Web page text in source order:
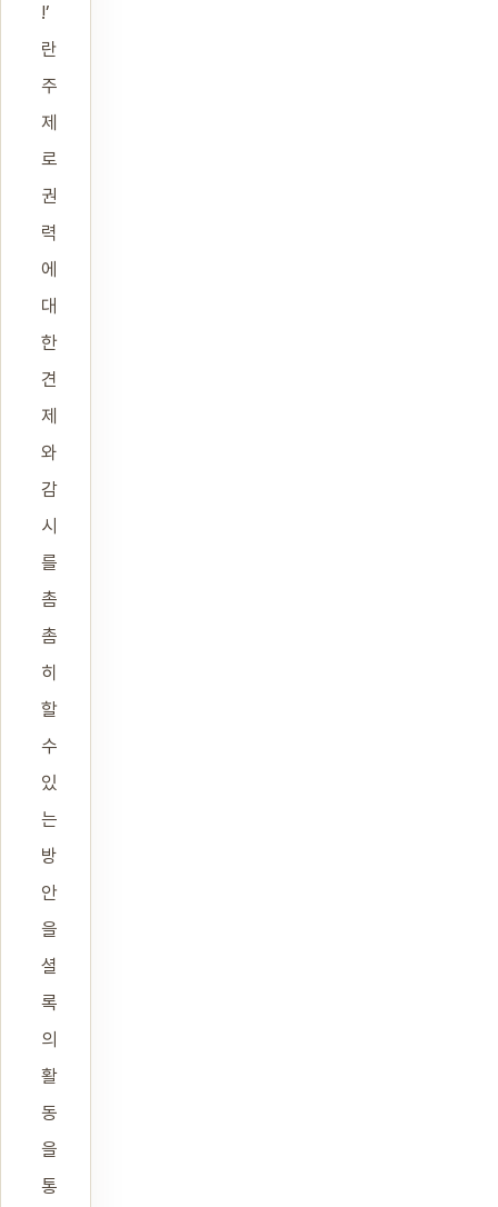
!’
란
주
제
로
권
력
에
대
한
견
제
와
감
시
를
촘
촘
히
할
수
있
는
방
안
을
셜
록
의
활
동
을
통